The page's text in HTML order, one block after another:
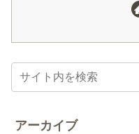
アーカイブ